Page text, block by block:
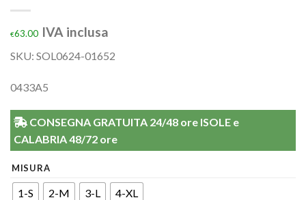
€63.00 IVA inclusa
SKU: SOL0624-01652
0433A5
CONSEGNA GRATUITA 24/48 ore ISOLE e
CALABRIA 48/72 ore
MISURA
1-S 2-M 3-L 4-XL